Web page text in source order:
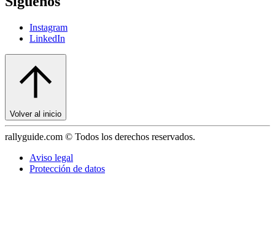
Instagram
LinkedIn
Volver al inicio
rallyguide.com © Todos los derechos reservados.
Aviso legal
Protección de datos